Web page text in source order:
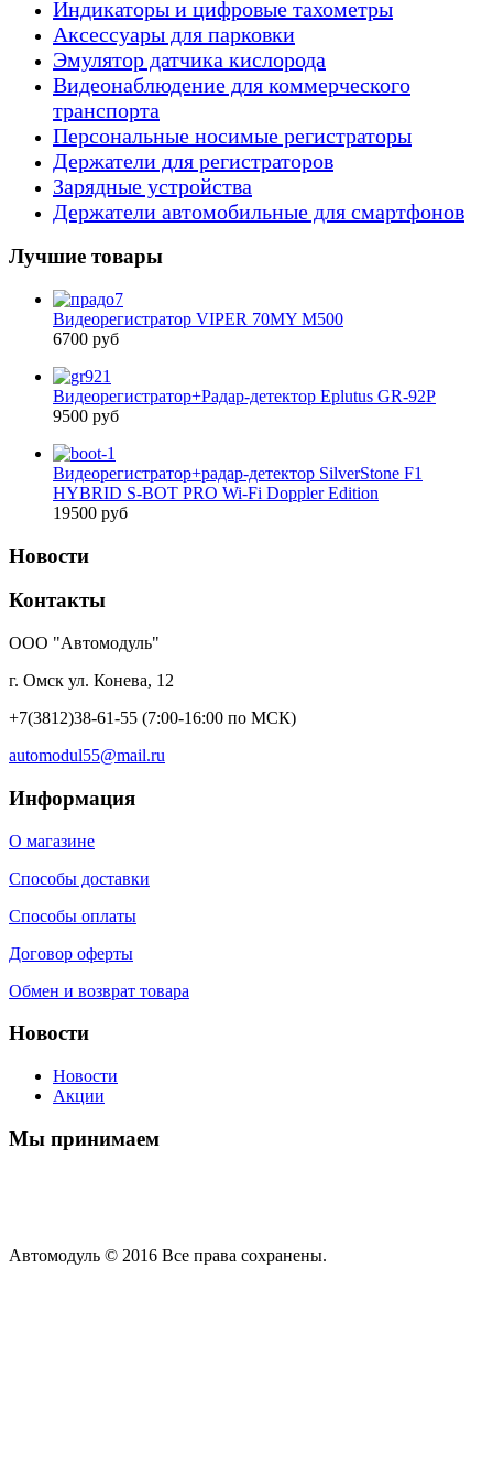
Индикаторы и цифровые тахометры
Аксессуары для парковки
Эмулятор датчика кислорода
Видеонаблюдение для коммерческого
транспорта
Персональные носимые регистраторы
Держатели для регистраторов
Зарядные устройства
Держатели автомобильные для смартфонов
Лучшие товары
Видеорегистратор VIPER 70MY M500
6700 руб
Видеорегистратор+Радар-детектор Eplutus GR-92P
9500 руб
Видеорегистратор+радар-детектор SilverStone F1
HYBRID S-BOT PRO Wi-Fi Doppler Edition
19500 руб
Новости
Контакты
ООО "Автомодуль"
г. Омск ул. Конева, 12
+7(3812)38-61-55 (7:00-16:00 по МСК)
automodul55@mail.ru
Информация
О магазине
Способы доставки
Способы оплаты
Договор оферты
Обмен и возврат товара
Новости
Новости
Акции
Мы принимаем
Автомодуль © 2016 Все права сохранены.